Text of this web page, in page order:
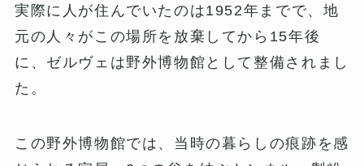
実際に人が住んでいたのは1952年までで、地
元の人々がこの場所を放棄してから15年後
に、ゼルヴェは野外博物館として整備されまし
た。
この野外博物館では、当時の暮らしの痕跡を感